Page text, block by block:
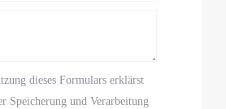
dieses Formulars erklärst
Speicherung und Verarbeitung